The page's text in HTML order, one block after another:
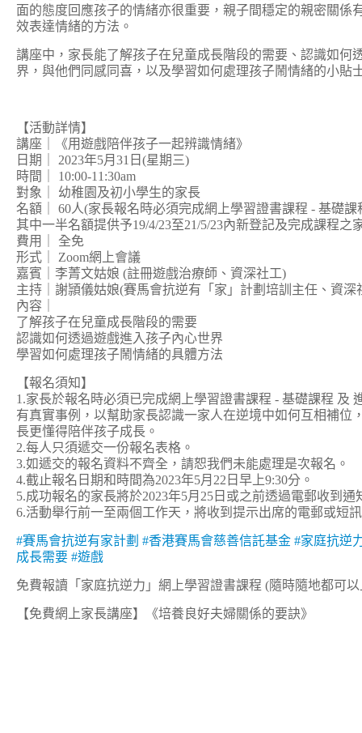
面的態度回應孩子的情緒亦很重要，親子間穩定的親密關係
效表達情緒的方法。
講座中，家長能了解孩子在兒童成長階段的需要、認識如何
界，與他們同感同喜，以及學習如何處理孩子鬧情緒的小貼
【活動詳情】
講座｜《用遊戲陪伴孩子一起辨識情緒》
日期｜ 2023年5月31日(星期三)
時間｜ 10:00-11:30am
對象｜ 幼稚園及初小學生的家長
名額｜ 60人(家長報名時必須完成網上學習證書課程 - 基礎
其中一半名額提供予19/4/23至21/5/23內新登記及完成課程之
費用｜ 全免
形式｜ Zoom網上會議
嘉賓｜李菁文姑娘 (註冊遊戲治療師、資深社工)
主持｜謝頴儀姑娘(賽馬會抗逆有「家」計劃培訓主任、資深
內容｜
了解孩子在兒童成長階段的需要
認識如何透過遊戲進入孩子內心世界
學習如何處理孩子鬧情緒的具體方法
【報名須知】
1.家長於報名時必須已完成網上學習證書課程 - 基礎課程 及
有真實事例，以幫助家長認識一家人在逆境中如何互相補位
長更懂得陪伴孩子成長。
2.每人只須遞交一份報名表格。
3.如遞交的報名資料不齊全，請恕我們未能處理是次報名。
4.截止報名日期和時間為2023年5月22日早上9:30分。
5.成功報名的家長將於2023年5月25日或之前透過電郵收到通
6.活動舉行前一至兩個工作天，將收到提示出席的電郵或短
#賽馬會抗逆有家計劃 #香港賽馬會慈善信託基金 #家庭抗逆
成長需要 #遊戲
免費報讀「家庭抗逆力」網上學習證書課程 (隨時隨地都可
【免費網上家長講座】《培養良好夫婦關係的要訣》